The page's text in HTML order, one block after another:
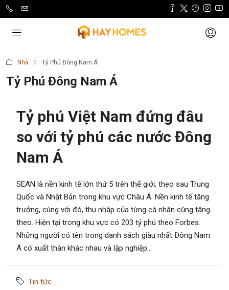
Nhà Tỷ Phú Đông Nam Á
Tỷ Phú Đông Nam Á
Tỷ phú Việt Nam đứng đâu
so với tỷ phú các nước Đông
Nam Á
SEAN là nền kinh tế lớn thứ 5 trên thế giới, theo sau Trung
Quốc và Nhật Bản trong khu vực Châu Á. Nền kinh tế tăng
trưởng, cùng với đó, thu nhập của từng cá nhân cũng tăng
theo. Hiện tại trong khu vực có 203 tỷ phú theo Forbes.
Những người có tên trong danh sách giàu nhất Đông Nam
Á có xuất thân khác nhau và lập nghiệp...
Tin tức